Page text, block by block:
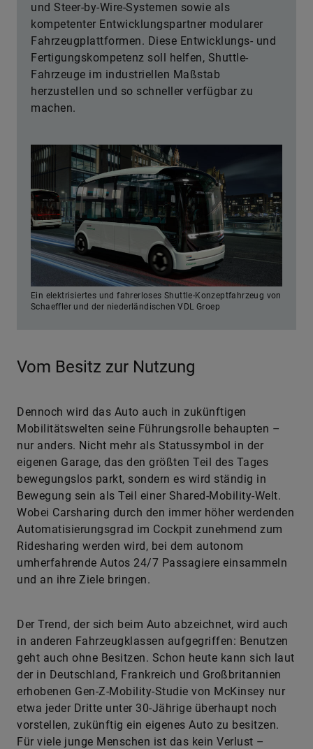
und Steer-by-Wire-Systemen sowie als
kompetenter Entwicklungspartner modularer
Fahrzeugplattformen. Diese Entwicklungs- und
Fertigungskompetenz soll helfen, Shuttle-
Fahrzeuge im industriellen Maßstab
herzustellen und so schneller verfügbar zu
machen.
Ein elektrisiertes und fahrerloses Shuttle-Konzeptfahrzeug von
Schaeffler und der niederländischen VDL Groep
Vom Besitz zur Nutzung
Dennoch wird das Auto auch in zukünftigen
Mobilitätswelten seine Führungsrolle behaupten –
nur anders. Nicht mehr als Statussymbol in der
eigenen Garage, das den größten Teil des Tages
bewegungslos parkt, sondern es wird ständig in
Bewegung sein als Teil einer Shared-Mobility-Welt.
Wobei Carsharing durch den immer höher werdenden
Automatisierungsgrad im Cockpit zunehmend zum
Ridesharing werden wird, bei dem autonom
umherfahrende Autos 24/7 Passagiere einsammeln
und an ihre Ziele bringen.
Der Trend, der sich beim Auto abzeichnet, wird auch
in anderen Fahrzeugklassen aufgegriffen: Benutzen
geht auch ohne Besitzen. Schon heute kann sich laut
der in Deutschland, Frankreich und Großbritannien
erhobenen Gen-Z-Mobility-Studie von McKinsey nur
etwa jeder Dritte unter 30-Jährige überhaupt noch
vorstellen, zukünftig ein eigenes Auto zu besitzen.
Für viele junge Menschen ist das kein Verlust –